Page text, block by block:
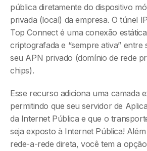
pública diretamente do dispositivo
privada (local) da empresa. O túnel
Top Connect é uma conexão
criptografada e “sempre ativa” entre
seu APN privado (domínio de rede
chips).
Esse recurso adiciona uma camada
permitindo que seu servidor de
da Internet Pública e que o
seja exposto à Internet Pública!
rede-a-rede direta, você tem a